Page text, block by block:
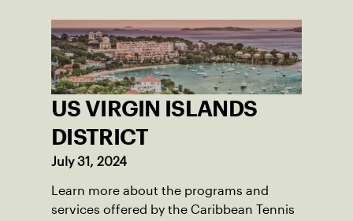
US VIRGIN ISLANDS
DISTRICT
July 31, 2024
Learn more about the programs and
services offered by the Caribbean Tennis